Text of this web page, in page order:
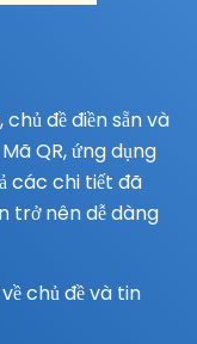
đề điền sẵn và
QR, ứng dụng
các chi tiết đã
trở nên dễ dàng
chủ đề và tin